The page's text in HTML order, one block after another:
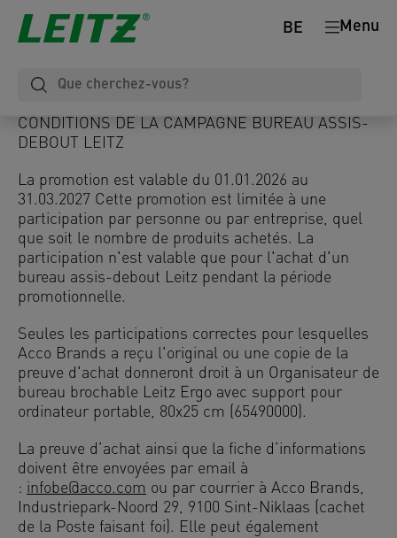
Menu
BE
CONDITIONS DE LA CAMPAGNE BUREAU ASSIS-
DEBOUT LEITZ
La promotion est valable du 01.01.2026 au
31.03.2027 Cette promotion est limitée à une
participation par personne ou par entreprise, quel
que soit le nombre de produits achetés. La
participation n'est valable que pour l'achat d'un
bureau assis-debout Leitz pendant la période
promotionnelle.
Seules les participations correctes pour lesquelles
Acco Brands a reçu l'original ou une copie de la
preuve d'achat donneront droit à un Organisateur de
bureau brochable Leitz Ergo avec support pour
ordinateur portable, 80x25 cm (65490000).
La preuve d’achat ainsi que la fiche d’informations
doivent être envoyées par email à
: infobe@acco.com ou par courrier à Acco Brands,
Industriepark-Noord 29, 9100 Sint-Niklaas (cachet
de la Poste faisant foi). Elle peut également